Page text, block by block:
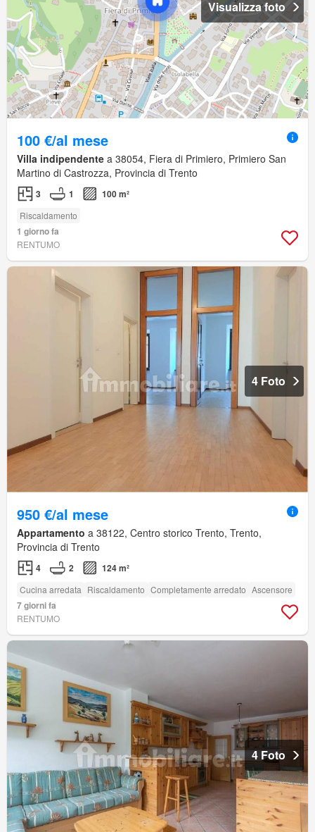
Visualizza foto
100 €/al mese
Villa indipendente a 38054, Fiera di Primiero, Primiero San
Martino di Castrozza, Provincia di Trento
3 1 100 m²
Riscaldamento
1 giorno fa
RENTUMO
4 Foto
950 €/al mese
Appartamento a 38122, Centro storico Trento, Trento,
Provincia di Trento
4 2 124 m²
Cucina arredata Riscaldamento Completamente arredato Ascensore
7 giorni fa
RENTUMO
4 Foto